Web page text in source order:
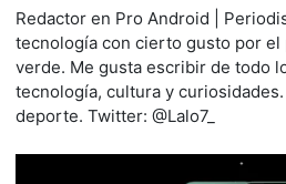
Redactor en Pro Android |
tecnología con cierto gusto por el
verde. Me gusta escribir de todo
tecnología, cultura y
deporte. Twitter: @Lalo7_